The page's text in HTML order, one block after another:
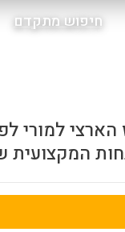
חיפוש מתקדם
למורי
המקצועית